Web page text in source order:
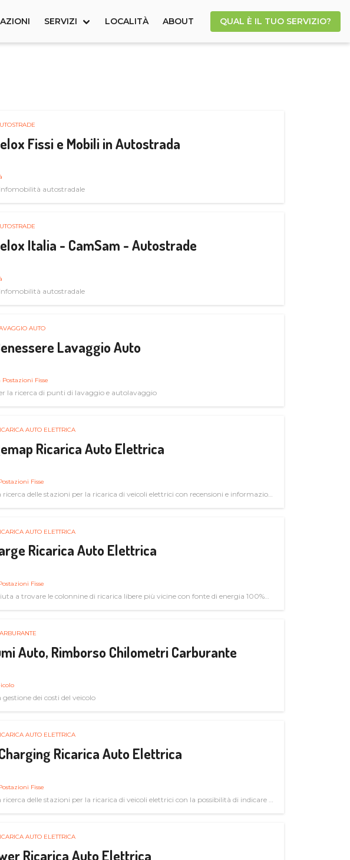
SERVIZI LOCALITÀ ABOUT QUAL È IL TUO SERVIZIO?
Fissi e Mobili in Autostrada
autostradale
Italia - CamSam - Autostrade
autostradale
AUTO
Lavaggio Auto
Fisse
la ricerca di punti di lavaggio e autolavaggio
AUTO ELETTRICA
Ricarica Auto Elettrica
Fisse
delle stazioni per la ricarica di veicoli elettrici con recensioni e informazioni
AUTO ELETTRICA
Ricarica Auto Elettrica
Fisse
a trovare le colonnine di ricarica libere più vicine con fonte di energia 100%
Auto, Rimborso Chilometri Carburante
dei costi del veicolo
AUTO ELETTRICA
Ricarica Auto Elettrica
Fisse
delle stazioni per la ricarica di veicoli elettrici con la possibilità di indicare le
AUTO ELETTRICA
Ricarica Auto Elettrica